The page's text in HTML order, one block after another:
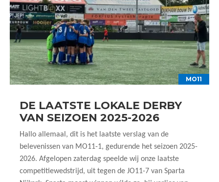
MO11
DE LAATSTE LOKALE DERBY
VAN SEIZOEN 2025-2026
Hallo allemaal, dit is het laatste verslag van de
belevenissen van MO11-1, gedurende het seizoen 2025-
2026. Afgelopen zaterdag speelde wij onze laatste
competitiewedstrijd, uit tegen de JO11-7 van Sparta